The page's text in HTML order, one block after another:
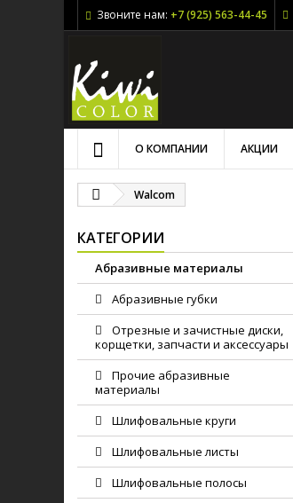
Звоните нам: +7 (925) 563-44-45
О КОМПАНИИ АКЦИИ
Walcom
КАТЕГОРИИ
Абразивные материалы
Абразивные губки
Отрезные и зачистные диски,
корщетки, запчасти и аксессуары
Прочие абразивные
материалы
Шлифовальные круги
Шлифовальные листы
Шлифовальные полосы